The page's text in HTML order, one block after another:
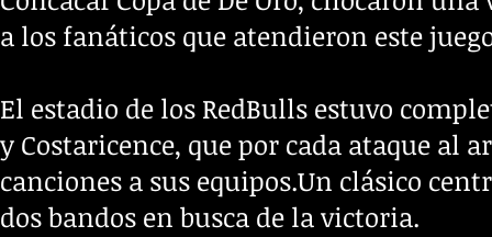
a los fanáticos que atendieron este
El estadio de los RedBulls estuvo
y Costaricence, que por cada ataque al
canciones a sus equipos.Un clásico
dos bandos en busca de la victoria.